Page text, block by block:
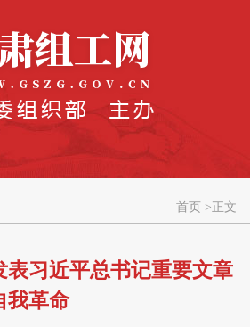
首页 > 正文
表习近平总书记重要文章
我革命